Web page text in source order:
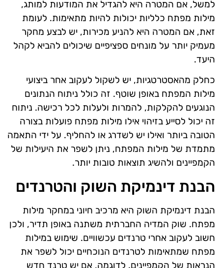
למשל, אם המטרה היא להגדיל את המודעות למותג,
מילות מפתח כלליות יכולות להיות מתאימות. לעומת
זאת, אם המטרה היא להניע מכירות, יש לבצע מחקר
מעמיק יותר על מונחים ספציפיים שיכולים להביא לקהל
היעד.
כחלק מהאסטרטגיות, יש לשקול לעקוב אחר ביצועי
מילות המפתח באופן שוטף. זה כולל ניתוח הנתונים
הנוגעים להקלקות, להמרות ולעלות לכל רכישה. ניתוח
זה יכול לסייע בזיהוי אילו מילות מפתח פועלות בצורה
הטובה ביותר ואילו יש לשדרג או להחליף. על ידי התאמה
מתמדת של מילות המפתח, ניתן לשפר את היעילות של
הקמפיינים ולהשיג תוצאות טובות יותר.
הבנת דינמיקת השוק והטרנדים
הבנת דינמיקת השוק היא מרכיב חיוני במחקר מילות
מפתח. שוק המדיה החברתית משתנה באופן תדיר, ולכן
חשוב לעקוב אחרי טרנדים עכשוויים. שימוש במילות
מפתח שמתאימות לטרנדים הנוכחיים יכול לשפר את
הנראות של הקמפיינים. לדוגמה, אם יש טרנד חדש